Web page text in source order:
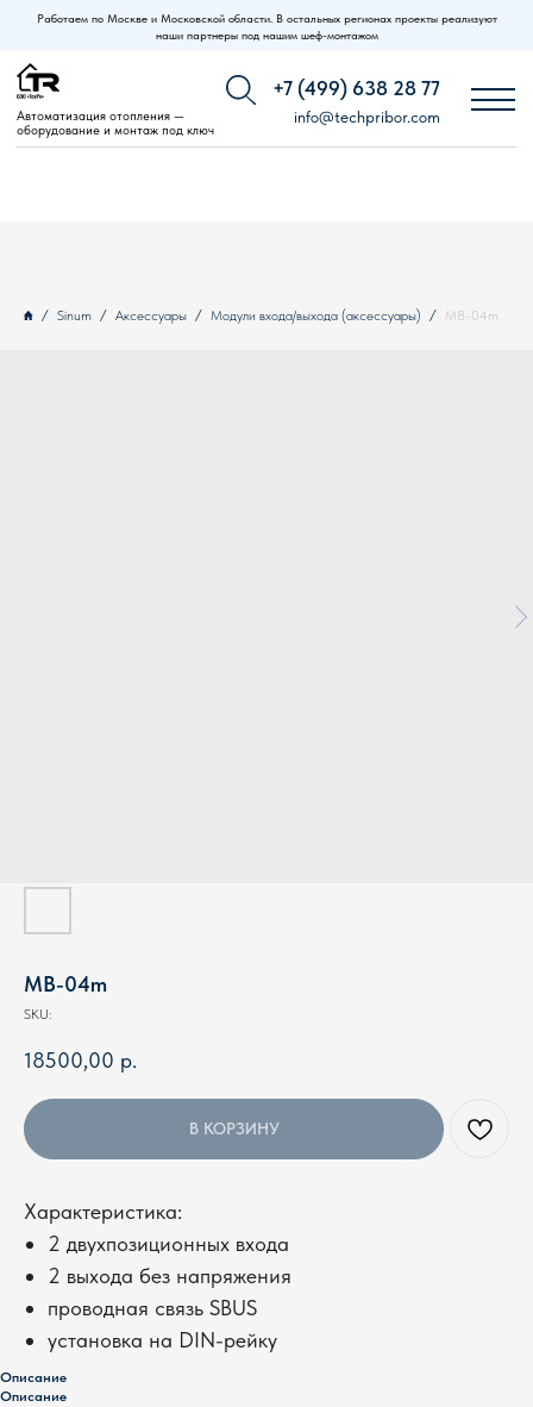
Работаем по Москве и Московской области. В остальных регионах проекты реализуют
наши партнеры под нашим шеф-монтажом
info@techpribor.com
Автоматизация отопления —
оборудование и монтаж под ключ
Sinum Аксессуары Модули входа/выхода (аксессуары) MB-04m
MB-04m
SKU:
18500,00 р.
В КОРЗИНУ
Характеристика:
2 двухпозиционных входа
2 выхода без напряжения
проводная связь SBUS
установка на DIN-рейку
Описание
Описание